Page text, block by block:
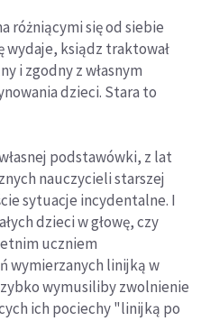
różniącymi się od siebie
wydaje, ksiądz traktował
i zgodny z własnym
dzieci. Stara to
podstawówki, z lat
nauczycieli starszej
sytuacje incydentalne. I
dzieci w głowę, czy
uczniem
wymierzanych linijką w
wymusiliby zwolnienie
ich pociechy "linijką po